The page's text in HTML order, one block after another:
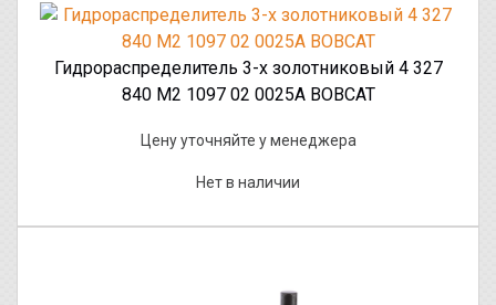
Гидрораспределитель 3-х золотниковый 4 327
840 M2 1097 02 0025A BOBCAT
Цену уточняйте у менеджера
Нет в наличии